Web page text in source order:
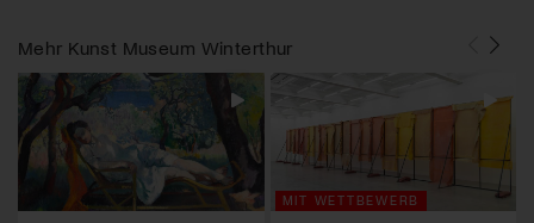
Mehr Kunst Museum Winterthur
MIT WETTBEWERB